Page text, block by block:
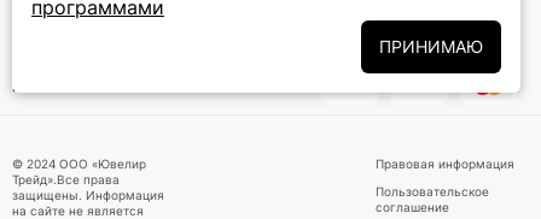
программами
ПРИНИМАЮ
обработку
ПРИНИМАЕМ К ОПЛАТЕ
© 2024 ООО «Ювелир
Трейд».Все права
защищены. Информация
на сайте не является
Правовая информация
Пользовательское
соглашение